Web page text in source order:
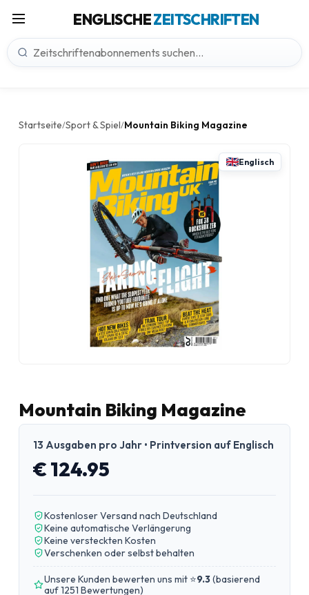
ENGLISCHEZEITSCHRIFTEN
Startseite/Sport & Spiel/Mountain Biking Magazine
Englisch
Mountain Biking Magazine
13 Ausgaben pro Jahr • Printversion auf Englisch
€ 124.95
Kostenloser Versand nach Deutschland
Keine automatische Verlängerung
Keine versteckten Kosten
Verschenken oder selbst behalten
Unsere Kunden bewerten uns mit ⭐9.3(basierend
auf 1251 Bewertungen)